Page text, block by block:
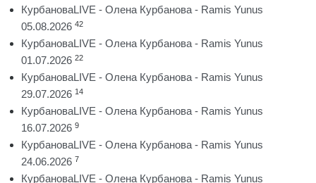
КурбановаLIVE - Олена Курбанова - Ramis Yunus
05.08.2026 42
КурбановаLIVE - Олена Курбанова - Ramis Yunus
01.07.2026 22
КурбановаLIVE - Олена Курбанова - Ramis Yunus
29.07.2026 14
КурбановаLIVE - Олена Курбанова - Ramis Yunus
16.07.2026 9
КурбановаLIVE - Олена Курбанова - Ramis Yunus
24.06.2026 7
КурбановаLIVE - Олена Курбанова - Ramis Yunus